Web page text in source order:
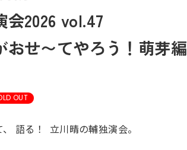
2026 vol.47
おせ〜てやろう！萌芽編
OUT
語る！ 立川晴の輔独演会。